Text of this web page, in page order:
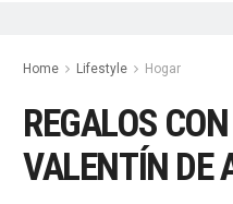
Home Lifestyle Hogar
REGALOS
VALENTÍN DE